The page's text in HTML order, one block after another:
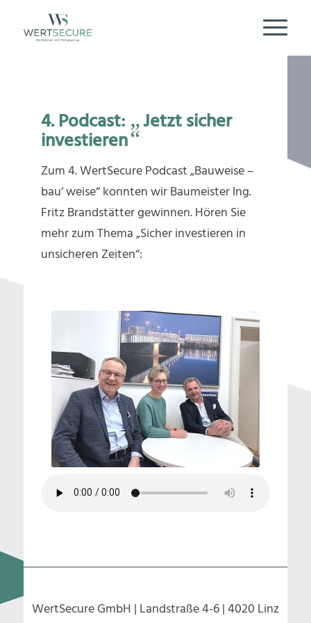
4. Podcast: „Jetzt sicher
investieren“
Zum 4. WertSecure Podcast „Bauweise –
bau‘ weise“ konnten wir Baumeister Ing.
Fritz Brandstätter gewinnen. Hören Sie
mehr zum Thema „Sicher investieren in
unsicheren Zeiten“:
WertSecure GmbH | Landstraße 4-6 | 4020 Linz